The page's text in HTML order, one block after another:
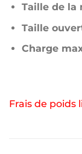
Taille de la
Taille
Charge
Frais de poids